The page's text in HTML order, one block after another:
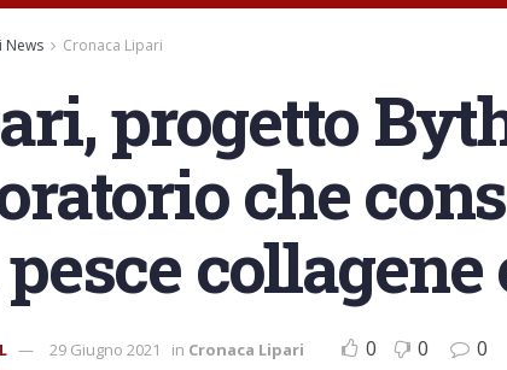
News Cronaca Lipari
progetto
che
collagene
29 Giugno 2021 in Cronaca Lipari 0 0 0